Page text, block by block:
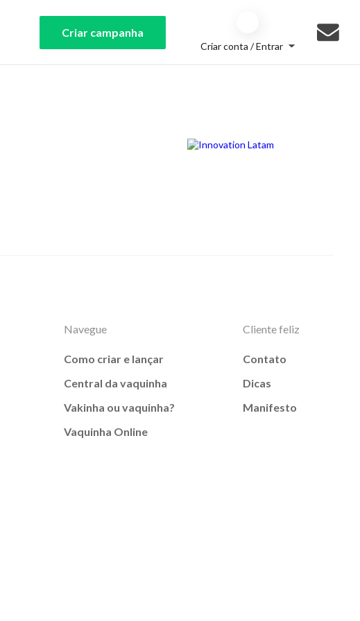
Criar campanha
Criar conta / Entrar
Navegue
Como criar e lançar
Central da vaquinha
Vakinha ou vaquinha?
Vaquinha Online
Cliente feliz
Contato
Dicas
Manifesto